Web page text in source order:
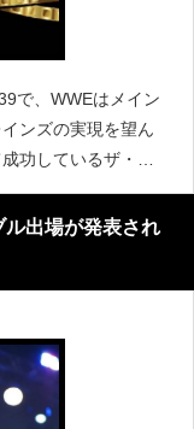
で、WWEはメイン
ンズの実現を望ん
功しているザ・ロ
レッスルマニアの
ん。レスリング
ル出場が発表され